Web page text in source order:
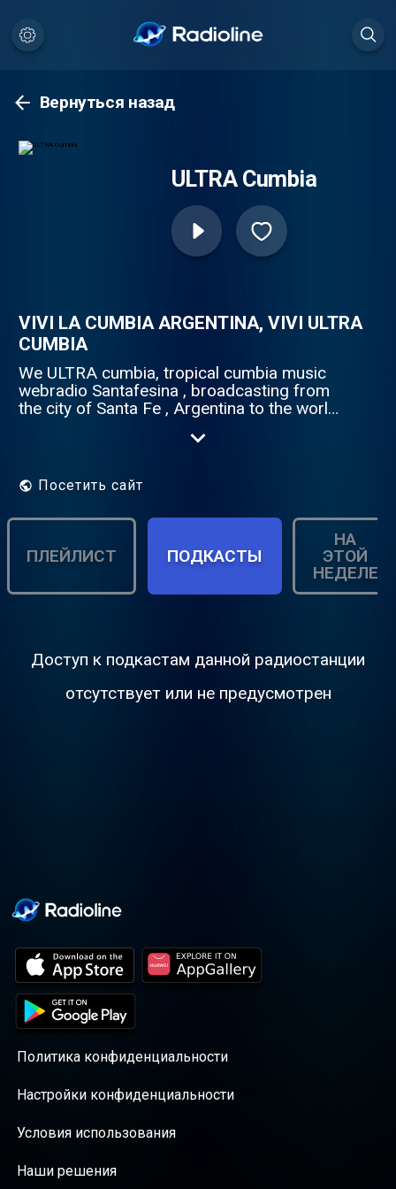
Вернуться назад
ULTRA Cumbia
VIVI LA CUMBIA ARGENTINA, VIVI ULTRA
CUMBIA
We ULTRA cumbia, tropical cumbia music
webradio Santafesina , broadcasting from
the city of Santa Fe , Argentina to the world,
Посетить сайт
ПЛЕЙЛИСТ ПОДКАСТЫ
НА
ЭТОЙ
НЕДЕЛЕ
Доступ к подкастам данной радиостанции
отсутствует или не предусмотрен
Политика конфиденциальности
Настройки конфиденциальности
Условия использования
Наши решения